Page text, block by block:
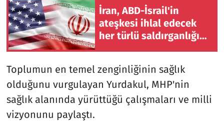
İran, ABD-İsrail'in
ateşkesi ihlal edecek
her türlü saldırganlığına
Toplumun en temel zenginliğinin sağlık
olduğunu vurgulayan Yurdakul, MHP'nin
sağlık alanında yürüttüğü çalışmaları ve milli
vizyonunu paylaştı.